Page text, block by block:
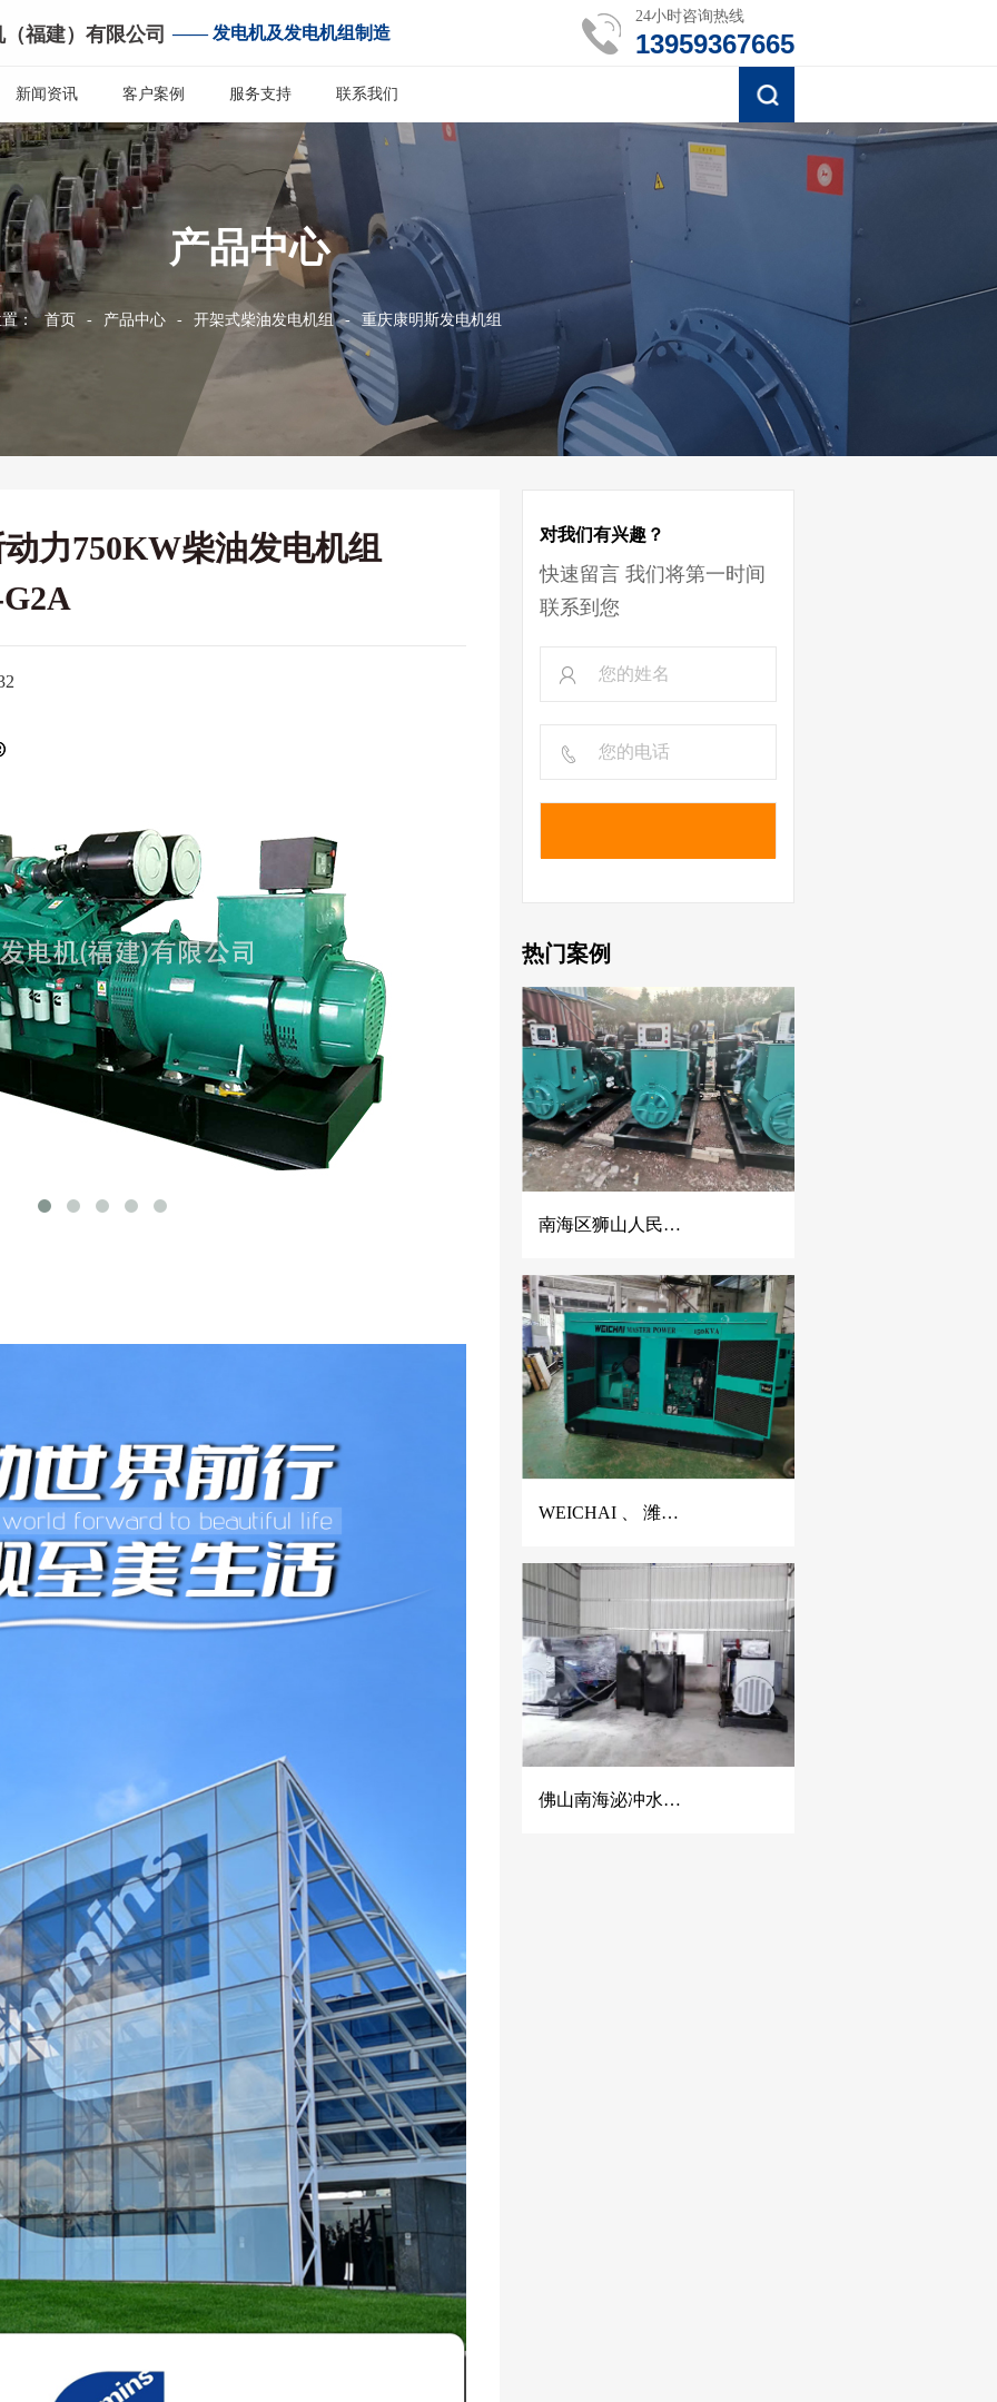
福建）有限公司 —— 发电机及发电机组制造
24小时咨询热线
13959367665
新闻资讯 客户案例 服务支持 联系我们
产品中心
： 首页 - 产品中心 - 开架式柴油发电机组 - 重庆康明斯发电机组
力750KW柴油发电机组
对我们有兴趣？
快速留言 我们将第一时间
联系到您
热门案例
南海区狮山人民医院500KW康明斯发电机组并机
WEICHAI 、 潍柴静音发电机、潍柴发电机、150KVA潍柴发电机、佛山潍柴发电机
佛山南海泌冲水泥混凝土公司2台500KW玉柴发电机组